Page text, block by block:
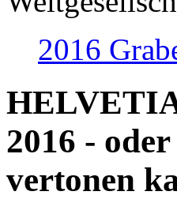
2016
2016 -
vertonen